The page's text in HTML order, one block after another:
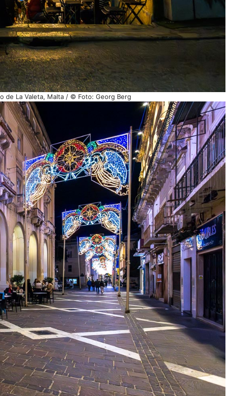
de La Valeta, Malta / © Foto: Georg Berg